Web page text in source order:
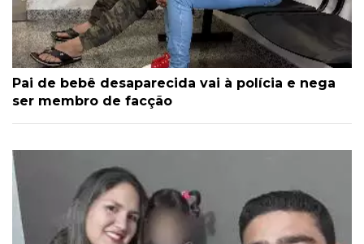
Pai de bebê desaparecida vai à polícia e nega
ser membro de facção